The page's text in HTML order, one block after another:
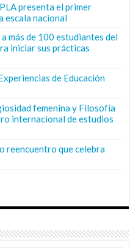
presenta el primer
escala nacional
más de 100 estudiantes del
iniciar sus prácticas
de Educación
femenina y Filosofía
internacional de estudios
reencuentro que celebra